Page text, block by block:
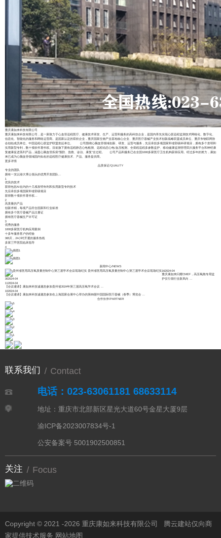
重庆康如来科技有限公司
重庆康如来科技有限公司，是一家致力于心血管远程医疗、健康技术研发、生产、运营和服务的高科技企业，是国内率先实现心脏远程监测技术网络化、数字化、
信息化、智能化的服务和网络运营商。是国家认定的双软企业，重庆国家生物产业基地核心企业、重庆医疗器械产业技术创新战略联盟成员单位、重庆市物联网协
会创始成员单位、中国远程心脏监护联盟发起单位。 公司围绕心脑血管领域创新、研发、运营与服务，先后承担多项国家和省部级科研项目，拥有多个发明和
实用新型专利，数十项软件著作权。目前旗下拥有远程静态心电检测、远程动态心电/血压检测、全病程远程多参数监护、移动健康监测管理四大服务平台和神经康
复健康促进系列产品，涵盖心脑血管疾病“预防、急救、诊治、康复”全过程。 公司产品和服务已在全国1000多家医疗卫生机构获得应用。经过多年的努力，康如
来已成为心脑血管领域国内知名的远程医疗健康技术、产品、服务提供商。
更多详情
品质保证/QUALITY
专业的团队
拥有一支以港大博士领头的优秀开发团队...
1
优良的技术
获得包括AI在内的十几项发明专利和实用新型专利技术
先后承担多项国家和省部级项目
获得数十项软件著作权...
2
高质量的产品
创新求精，每项产品符合国家和行业标准
拥有多个医疗器械产品注册证
拥有医疗器械生产许可证
3
优秀的服务
1000多家医疗机构应用案例
十多年服务客户的经验
365天，24小时开通的服务热线
多家三甲医院临床指导
4
新闻中心/NEWS
贵州省医用高压氧质量控制中心第三届学术会议现场纪实
302024-04
162024-04
重庆康如来闪耀CMEF，高压氧舱专用监
护仪引领行业新风向
112024-04
【会议邀请】康如来科技诚邀您参加贵州省2024年第三届高压氧学术会议
102024-04
【会议邀请】康如来科技诚邀您参加在上海国家会展中心举办的第89届中国国际医疗器械（春季）博览会
合作伙伴/PARTNER
联系我们 / Contact
电话：023-63061181 68633114
地址：重庆市北部新区星光大道60号金星大厦9层
渝ICP备2023007834号-1
公安备案号 5001902500851
关注 / Focus
Copyright © 2021 -2026 重庆康如来科技有限公司
腾云建站仅向商
家提供技术服务 网站地图